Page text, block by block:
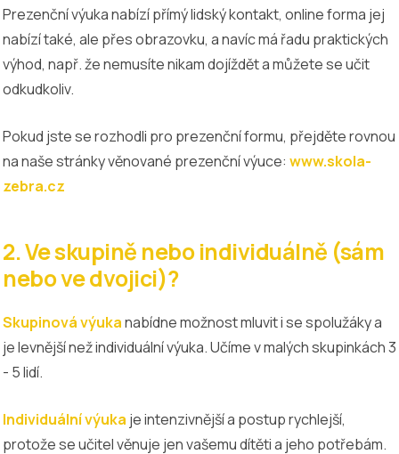
Prezenční výuka nabízí přímý lidský kontakt, online forma jej
nabízí také, ale přes obrazovku, a navíc má řadu praktických
výhod, např. že nemusíte nikam dojíždět a můžete se učit
odkudkoliv.
Pokud jste se rozhodli pro prezenční formu, přejděte rovnou
na naše stránky věnované prezenční výuce: www.skola-
zebra.cz
2. Ve skupině nebo individuálně (sám
nebo ve dvojici)?
Skupinová výukanabídne možnost mluvit i se spolužáky a
je levnější než individuální výuka. Učíme v malých skupinkách 3
- 5 lidí.
Individuální výuka je intenzivnější a postup rychlejší,
protože se učitel věnuje jen vašemu dítěti a jeho potřebám.